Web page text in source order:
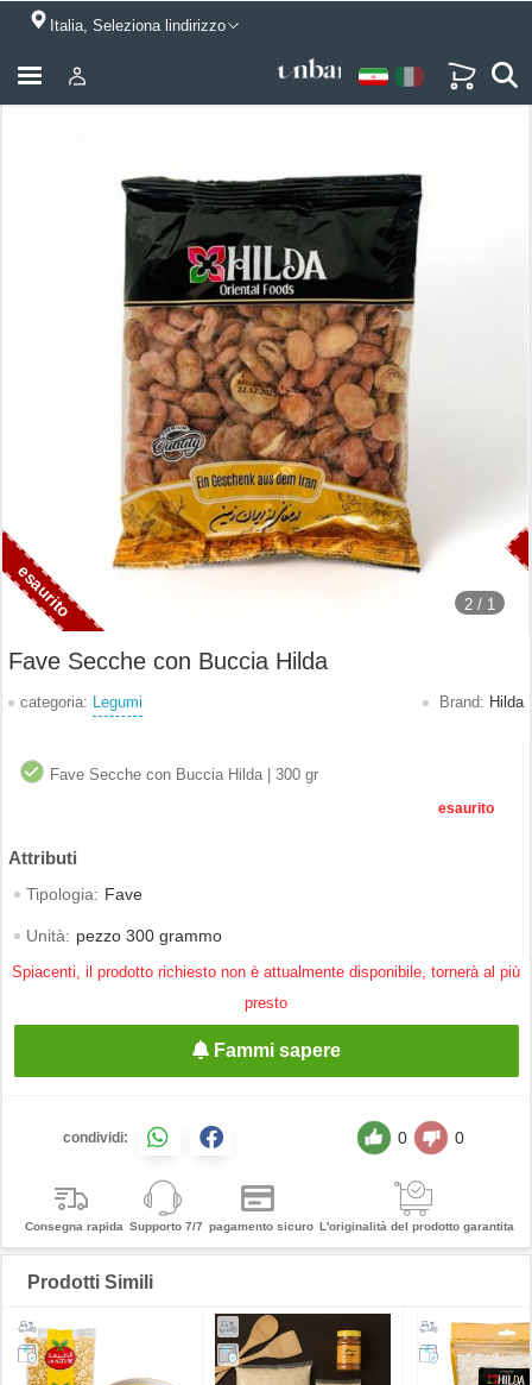
Italia, Seleziona lindirizzo
2 / 1
Fave Secche con Buccia Hilda
categoria: Legumi Brand: Hilda
Fave Secche con Buccia Hilda | 300 gr
esaurito
Tipologia: Fave
Unità: pezzo 300 grammo
Spiacenti, il prodotto richiesto non è attualmente disponibile, tornerà al più
presto
Fammi sapere
condividi: 0 0
Consegna rapida Supporto 7/7 pagamento sicuro L'originalità del prodotto garantita
Prodotti Simili